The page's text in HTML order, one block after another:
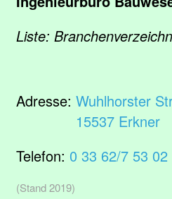
Liste:
Adresse: Wuhlhorster
15537 Erkner
Telefon: 0 33 62/7 53 02
(Stand 2019)